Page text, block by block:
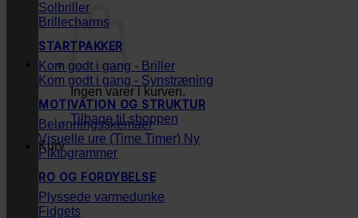
Ingen varer i kurven.
Tilbage til shoppen
Kurv
Solbriller
Brillecharms
STARTPAKKER
Kom godt i gang - Briller
Kom godt i gang - Synstræning
MOTIVATION OG STRUKTUR
Belønningsskemaer
Visuelle ure (Time Timer)
Piktogrammer
RO OG FORDYBELSE
Plyssede varmedunke
Fidgets